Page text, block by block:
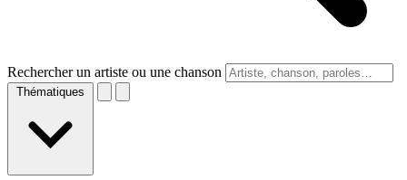
Rechercher un artiste ou une chanson
Thématiques